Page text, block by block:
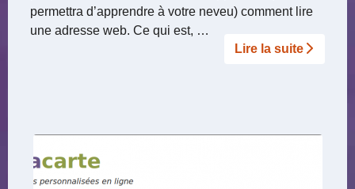
permettra d’apprendre à votre neveu) comment lire
une adresse web. Ce qui est, …
Lire la suite­­